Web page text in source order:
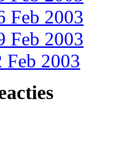
Feb 2003
Feb 2003
Feb 2003